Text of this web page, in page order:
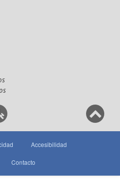
Accesibilidad
Contacto